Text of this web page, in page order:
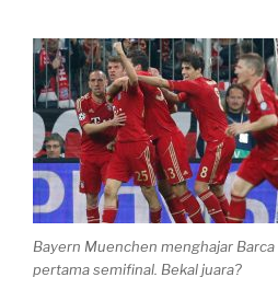
Bayern Muenchen menghajar Barca
pertama semifinal. Bekal juara?